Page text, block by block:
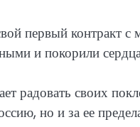
первый контракт
и покорили
радовать своих
но и за ее